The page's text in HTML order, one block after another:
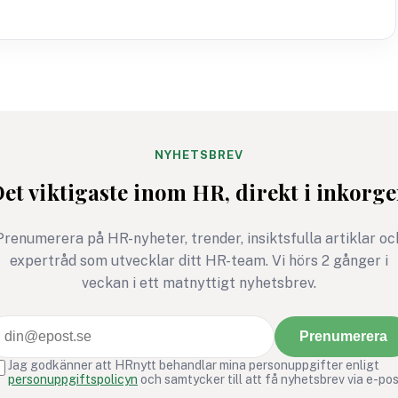
NYHETSBREV
viktigaste inom HR, direkt i
på HR-nyheter, trender, insiktsfulla artiklar
expertråd som utvecklar ditt HR-team. Vi hörs 2 gånger i
veckan i ett matnyttigt nyhetsbrev.
Prenumerera
Jag godkänner att HRnytt behandlar mina personuppgifter enligt
personuppgiftspolicyn och samtycker till att få nyhetsbrev via e-